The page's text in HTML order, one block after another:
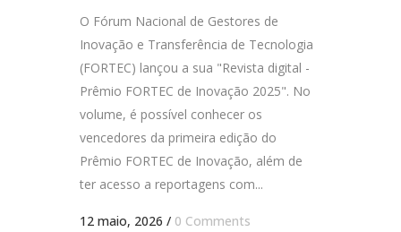
O Fórum Nacional de Gestores de
Inovação e Transferência de Tecnologia
(FORTEC) lançou a sua "Revista digital -
Prêmio FORTEC de Inovação 2025". No
volume, é possível conhecer os
vencedores da primeira edição do
Prêmio FORTEC de Inovação, além de
ter acesso a reportagens com...
12 maio, 2026 / 0 Comments